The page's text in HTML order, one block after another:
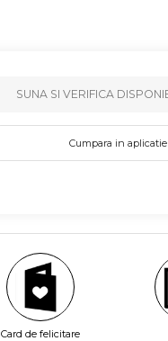
SUNA SI VERIFICA
Cumpara in aplicatie
Card de felicitare